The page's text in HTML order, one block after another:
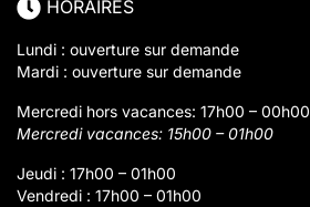
HORAIRES
Lundi : ouverture sur demande
Mardi : ouverture sur demande
Mercredi hors vacances: 17h00 – 00h00
Mercredi vacances: 15h00 – 01h00
Jeudi : 17h00 – 01h00
Vendredi : 17h00 – 01h00